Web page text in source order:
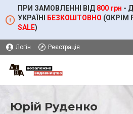
ПРИ ЗАМОВЛЕННІ ВІД 800 грн -
УКРАЇНІ
БЕЗКОШТОВНО (ОКРІМ
SALE)
Логін Реєстрація
Юрій Руденко